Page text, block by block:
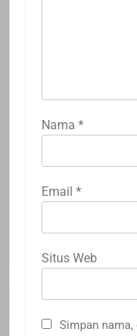
Nama *
Email *
Situs Web
Simpan